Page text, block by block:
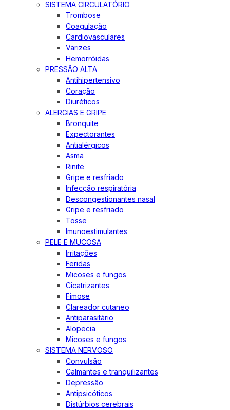
SISTEMA CIRCULATÓRIO
Trombose
Coagulação
Cardiovasculares
Varizes
Hemorróidas
PRESSÃO ALTA
Antihipertensivo
Coração
Diuréticos
ALERGIAS E GRIPE
Bronquite
Expectorantes
Antialérgicos
Asma
Rinite
Gripe e resfriado
Infecção respiratória
Descongestionantes nasal
Gripe e resfriado
Tosse
Imunoestimulantes
PELE E MUCOSA
Irritações
Feridas
Micoses e fungos
Cicatrizantes
Fimose
Clareador cutaneo
Antiparasitário
Alopecia
Micoses e fungos
SISTEMA NERVOSO
Convulsão
Calmantes e tranquilizantes
Depressão
Antipsicóticos
Distúrbios cerebrais